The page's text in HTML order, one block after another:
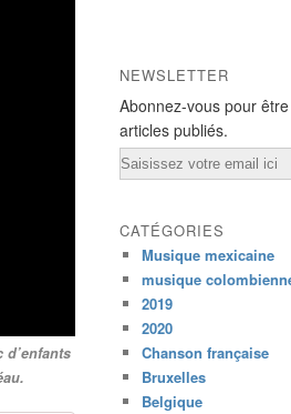
NEWSLETTER
Abonnez-vous pour
articles publiés.
Email
CATÉGORIES
Musique mexicaine
musique
2019
2020
Chanson française
Bruxelles
Belgique